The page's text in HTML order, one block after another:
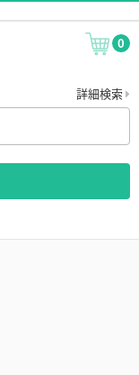
0
詳細検索